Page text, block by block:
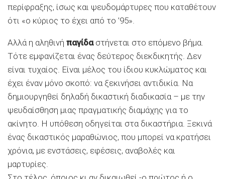
περίφραξης, ίσως και ψευδομάρτυρες που καταθέτουν
ότι «ο κύριος το έχει από το ’95».
Αλλά η αληθινή παγίδαστήνεται στο επόμενο βήμα.
Τότε εμφανίζεται ένας δεύτερος διεκδικητής. Δεν
είναι τυχαίος. Είναι μέλος του ίδιου κυκλώματος και
έχει έναν μόνο σκοπό: να ξεκινήσει αντιδικία. Να
δημιουργηθεί δηλαδή δικαστική διαδικασία – με την
ψευδαίσθηση μιας πραγματικής διαμάχης για το
ακίνητο. Η υπόθεση οδηγείται στα δικαστήρια. Ξεκινά
ένας δικαστικός μαραθώνιος, που μπορεί να κρατήσει
χρόνια, με ενστάσεις, εφέσεις, αναβολές και
μαρτυρίες.